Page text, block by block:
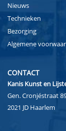
Nieuws
Technieken
Bezorging
Algemene
CONTACT
Kanis Kunst en
Gen. Cronjéstraat
2021 JD Haarlem